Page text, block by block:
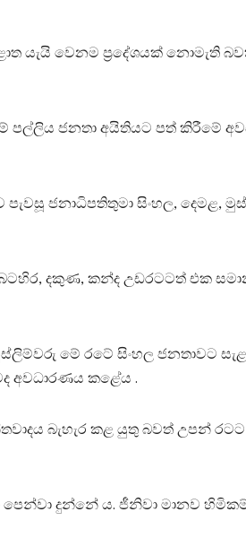
යැයි වෙනම ප‍්‍රදේශයක් නොමැති
පල්ලිය ජනතා අයිතියට පත් කිරීමේ
ජනාධිපතිතුමා සිංහල, දෙමළ,
දකුණ, කන්ද උඩරටටත් එක
මේ රටේ සිංහල ජනතාවට
අවධාරණය කළේය .
බැහැර කළ යුතු බවත් උපන්
දුන්නේ ය. ජීනිවා මානව